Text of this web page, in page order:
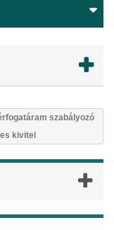
szabályozó
kivitel